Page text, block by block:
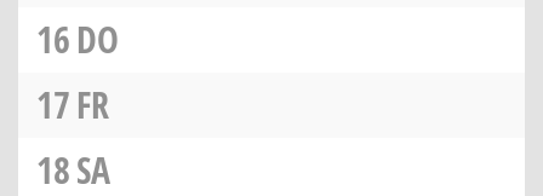
16DO
17FR
18SA